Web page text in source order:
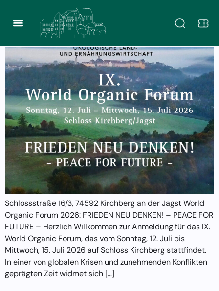
Kategorie:
IX. World Organic Forum
Schlossstraße 16/3, 74592 Kirchberg an der Jagst World
Organic Forum 2026: FRIEDEN NEU DENKEN! – PEACE FOR
FUTURE – Herzlich Willkommen zur Anmeldung für das IX.
World Organic Forum, das vom Sonntag, 12. Juli bis
Mittwoch, 15. Juli 2026 auf Schloss Kirchberg stattfindet.
In einer von globalen Krisen und zunehmenden Konflikten
geprägten Zeit widmet sich […]